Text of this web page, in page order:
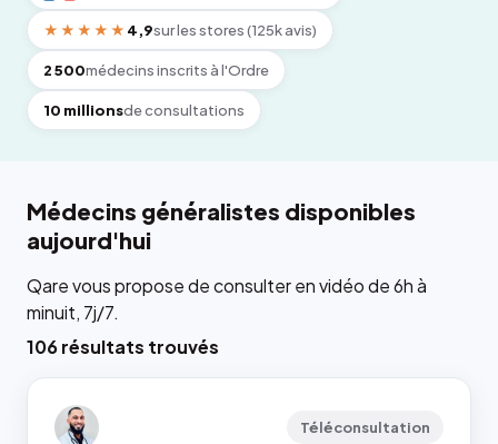
★★★★★ 4,9sur les stores (125k avis)
2 500médecins inscrits à l'Ordre
10 millionsde consultations
Médecins généralistes disponibles
aujourd'hui
Qare vous propose de consulter en vidéo de 6h à
minuit, 7j/7.
106 résultats trouvés
Téléconsultation